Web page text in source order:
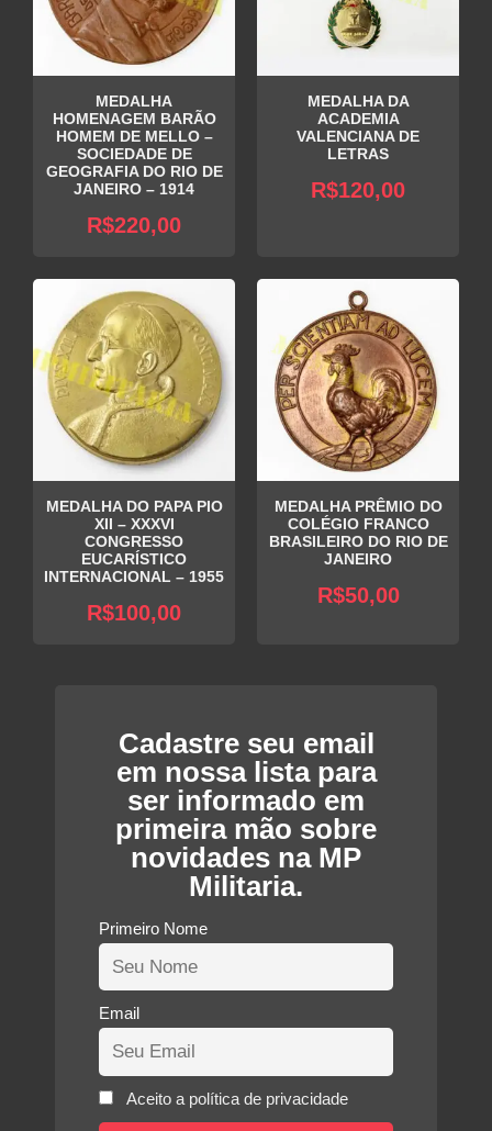
MEDALHA
HOMENAGEM BARÃO
HOMEM DE MELLO –
SOCIEDADE DE
GEOGRAFIA DO RIO DE
JANEIRO – 1914
R$220,00
MEDALHA DA
ACADEMIA
VALENCIANA DE
LETRAS
R$120,00
MEDALHA DO PAPA PIO
XII – XXXVI
CONGRESSO
EUCARÍSTICO
INTERNACIONAL – 1955
R$100,00
MEDALHA PRÊMIO DO
COLÉGIO FRANCO
BRASILEIRO DO RIO DE
JANEIRO
R$50,00
Cadastre seu email
em nossa lista para
ser informado em
primeira mão sobre
novidades na MP
Militaria.
Primeiro Nome
Email
Aceito a política de privacidade